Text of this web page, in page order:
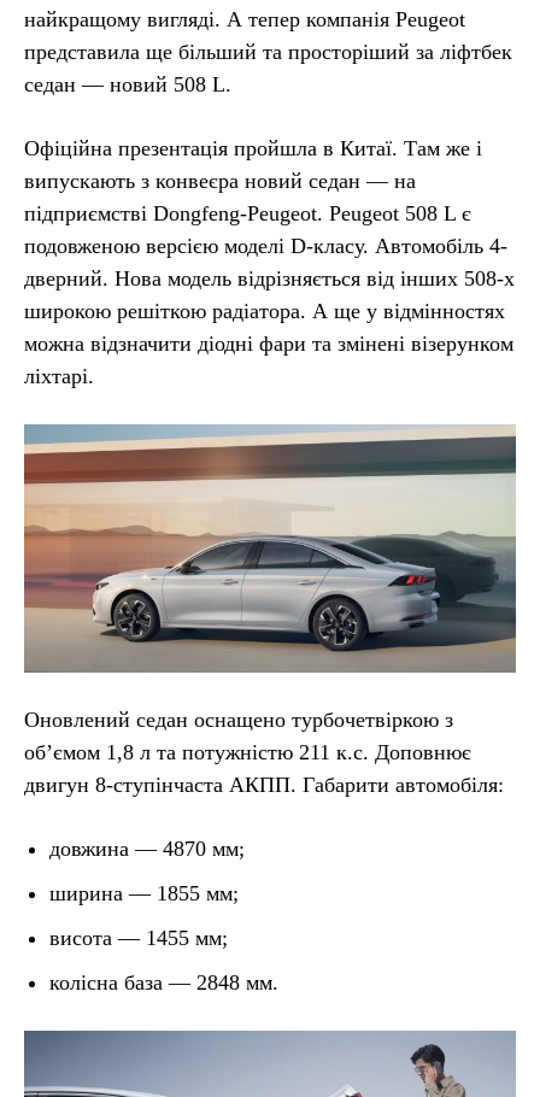
найкращому вигляді. А тепер компанія Peugeot
представила ще більший та просторіший за ліфтбек
седан — новий 508 L.
Офіційна презентація пройшла в Китаї. Там же і
випускають з конвеєра новий седан — на
підприємстві Dongfeng-Peugeot. Peugeot 508 L є
подовженою версією моделі D-класу. Автомобіль 4-
дверний. Нова модель відрізняється від інших 508-х
широкою решіткою радіатора. А ще у відмінностях
можна відзначити діодні фари та змінені візерунком
ліхтарі.
Оновлений седан оснащено турбочетвіркою з
об’ємом 1,8 л та потужністю 211 к.с. Доповнює
двигун 8-ступінчаста АКПП. Габарити автомобіля:
довжина — 4870 мм;
ширина — 1855 мм;
висота — 1455 мм;
колісна база — 2848 мм.